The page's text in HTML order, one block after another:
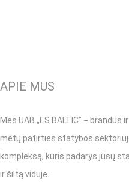
APIE MUS
Mes UAB „ES BALTIC” −
metų patirties statybos
kompleksą, kuris padarys jūsų
ir šiltą viduje.